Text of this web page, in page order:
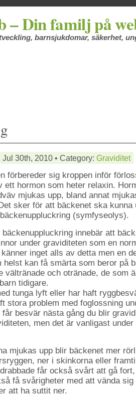
– Din familj på
barnsjukdomar, säkerhet,
Jul 30th, 2010 • Category: Graviditet
förbereder sig kroppen inför
ett hormon som heter relaxin.
mjukas upp, bland annat
sker för att bäckenet ska
(symfyseolys).
innebär att
under graviditeten som en
inget alls av detta men en
helst kan få smärta som beror på
vältränade och otränade, de som
tidigare.
tunga lyft eller har haft
stora problem med foglossning
besvär nästa gång du blir
men det är vanligast
mjukas upp blir bäckenet mer
ner i skinkorna eller
får också svårt att gå
få svårigheter med att vända
att ha suttit ner.